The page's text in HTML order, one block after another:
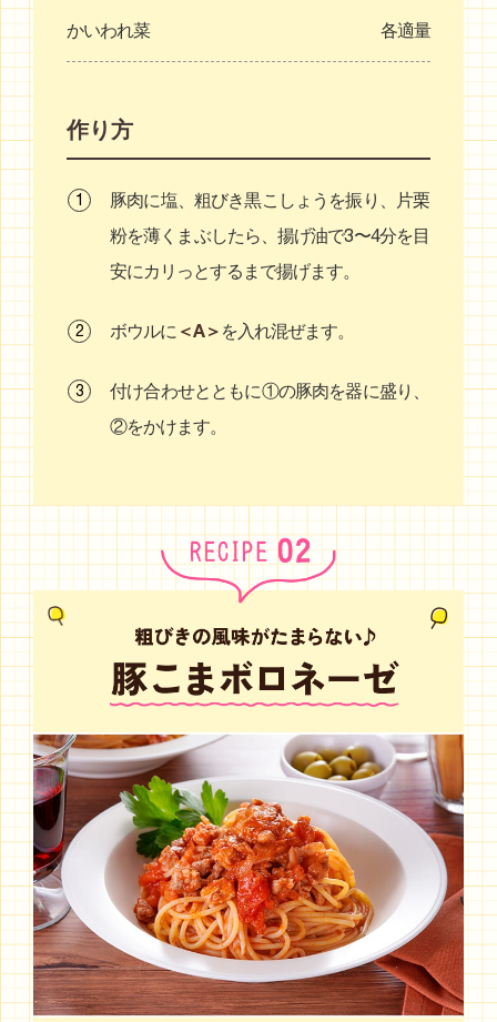
かいわれ菜 各適量
作り方
豚肉に塩、粗びき黒こしょうを振り、片栗
粉を薄くまぶしたら、揚げ油で3〜4分を目
安にカリっとするまで揚げます。
ボウルに ＜A＞ を入れ混ぜます。
付け合わせとともに①の豚肉を器に盛り、
②をかけます。